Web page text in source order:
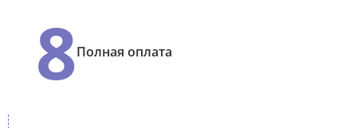
8Полная оплата